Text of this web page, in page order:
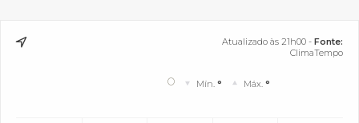
Atualizado às 21h00 - Fonte:
ClimaTempo
° Mín.° Máx.°